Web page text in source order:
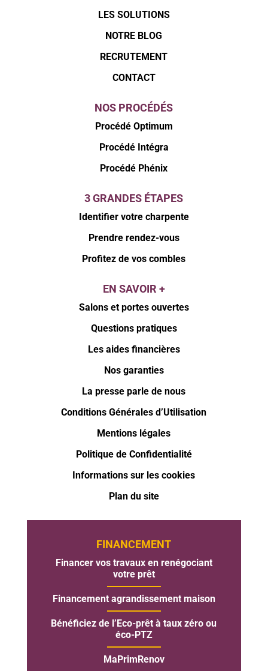
LES SOLUTIONS
NOTRE BLOG
RECRUTEMENT
CONTACT
NOS PROCÉDÉS
Procédé Optimum
Procédé Intégra
Procédé Phénix
3 GRANDES ÉTAPES
Identifier votre charpente
Prendre rendez-vous
Profitez de vos combles
EN SAVOIR +
Salons et portes ouvertes
Questions pratiques
Les aides financières
Nos garanties
La presse parle de nous
Conditions Générales d’Utilisation
Mentions légales
Politique de Confidentialité
Informations sur les cookies
Plan du site
FINANCEMENT
Financer vos travaux en renégociant
votre prêt
Financement agrandissement maison
Bénéficiez de l’Eco-prêt à taux zéro ou
éco-PTZ
MaPrimRenov